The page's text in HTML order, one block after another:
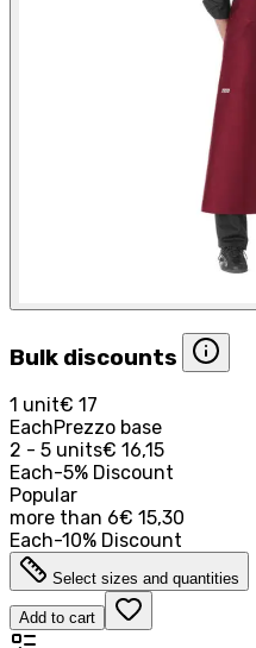
Bulk discounts
1 unit€ 17
EachPrezzo base
2 - 5 units€ 16,15
Each-5% Discount
Popular
more than 6€ 15,30
Each-10% Discount
Select sizes and quantities
Add to cart